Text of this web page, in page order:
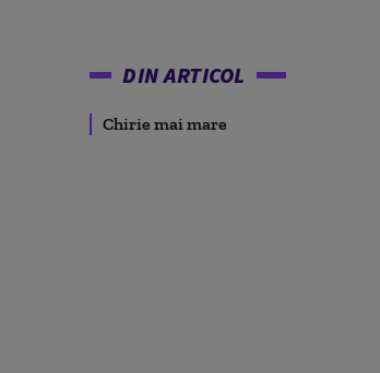
DIN ARTICOL
Chirie mai mare